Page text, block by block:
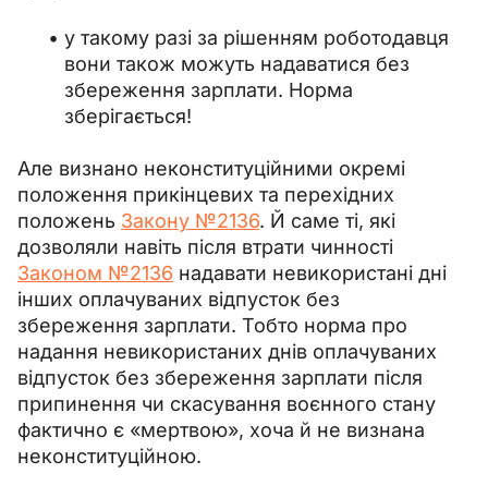
у такому разі за рішенням роботодавця
вони також можуть надаватися без
збереження зарплати. Норма
зберігається!
Але визнано неконституційними окремі
положення прикінцевих та перехідних
положень Закону №2136. Й саме ті, які
дозволяли навіть після втрати чинності
Законом №2136 надавати невикористані дні
інших оплачуваних відпусток без
збереження зарплати. Тобто норма про
надання невикористаних днів оплачуваних
відпусток без збереження зарплати після
припинення чи скасування воєнного стану
фактично є «мертвою», хоча й не визнана
неконституційною.